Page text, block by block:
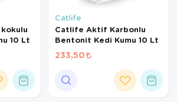
10 Lt
Catlife
Catlife Aktif Karbonlu
Bentonit Kedi Kumu 10 Lt
233,50